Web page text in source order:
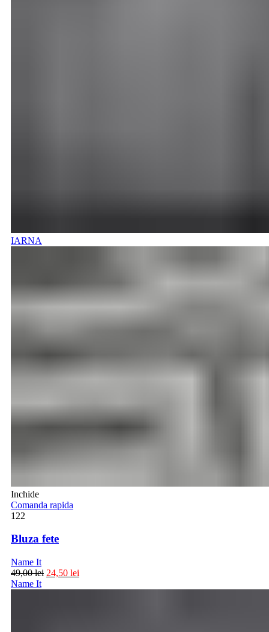
IARNA
Inchide
Comanda rapida
122
Bluza fete
Name It
49,00lei 24,50 lei
Name It